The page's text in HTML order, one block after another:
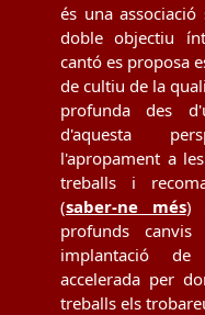
és una
doble objectiu
cantó es proposa
de cultiu de la
profunda des
d'aquesta
l'apropament a
treballs i
(saber-ne més)
profunds
implantació de
accelerada per
treballs els